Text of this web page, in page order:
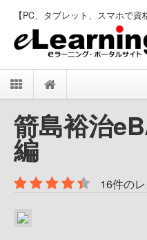
【PC、タブレット、スマホで資
箭島裕治
編
16件の